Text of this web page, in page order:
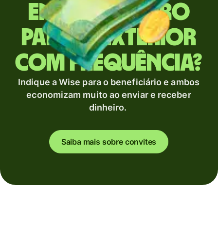
Envia dinheiro
para o exterior
com frequência?
Indique a Wise para o beneficiário e ambos
economizam muito ao enviar e receber
dinheiro.
Saiba mais sobre convites